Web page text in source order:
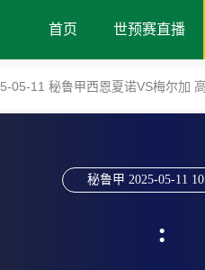
首页 世预赛直播
05-11 秘鲁甲西恩夏诺VS梅尔加
秘鲁甲 2025-05-11
: